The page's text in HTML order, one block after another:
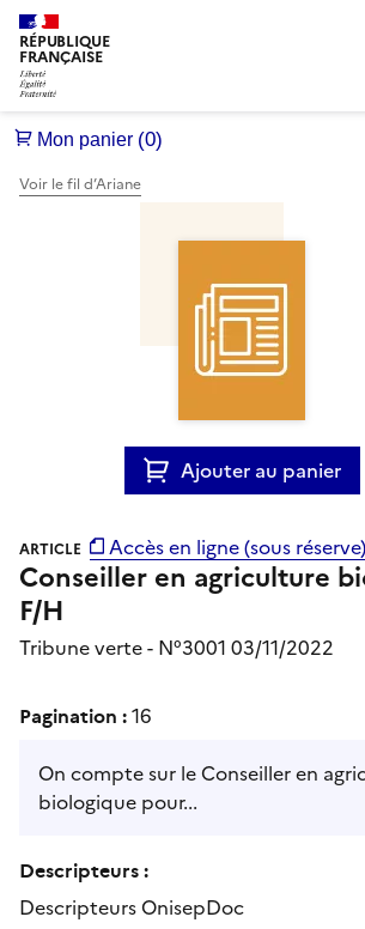
RÉPUBLIQUE
FRANÇAISE
Voir le fil d’Ariane
Ajouter au panier
Accès en ligne (sous réserve)
ARTICLE
Conseiller en agriculture
F/H
Tribune verte - N°3001 03/11/2022
Pagination :16
On compte sur le Conseiller en
biologique pour...
Descripteurs :
Descripteurs OnisepDoc